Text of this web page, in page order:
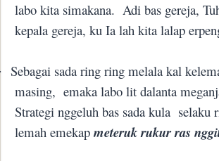
labo kita simakana. Adi bas gereja,
kepala gereja, ku Ia lah kita lalap
Sebagai sada ring ring melala kal
masing, emaka labo lit dalanta
Strategi nggeluh bas sada kula selaku
lemah emekapmeteruk rukur ras